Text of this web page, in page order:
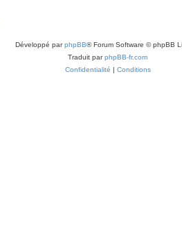
Développé parphpBB® Forum Software © phpBB
Traduit parphpBB-fr.com
Confidentialité | Conditions